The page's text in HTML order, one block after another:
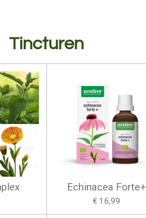
Tincturen
Echinacea Forte+
€ 16,99